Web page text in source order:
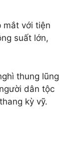
mắt với tiện
suất lớn,
thung lũng
dân tộc
kỳ vỹ.